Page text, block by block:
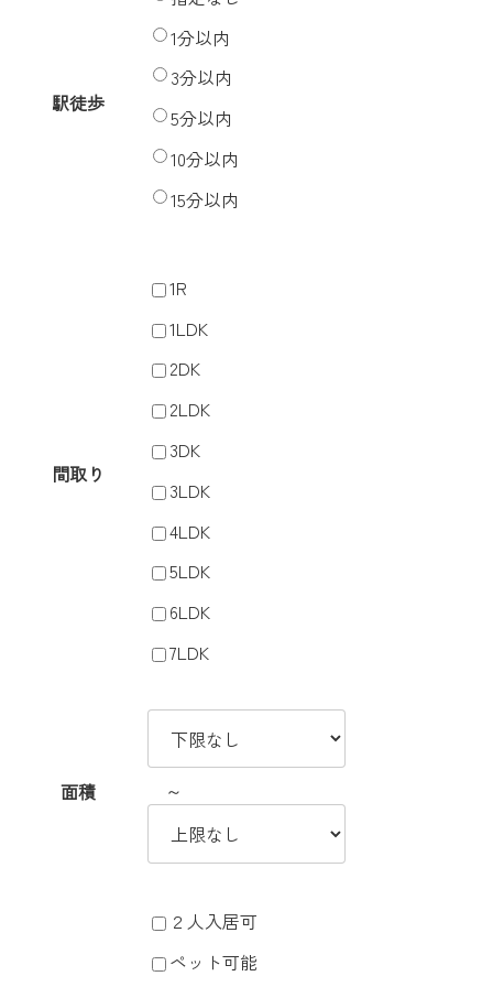
駅徒歩
1分以内
3分以内
5分以内
10分以内
15分以内
間取り
1R
1LDK
2DK
2LDK
3DK
3LDK
4LDK
5LDK
6LDK
7LDK
面積 ～
２人入居可
ペット可能